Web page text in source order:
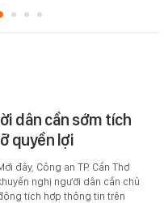
dân cần sớm tích
quyền lợi
đây, Công an TP. Cần Thơ
nghị người dân cần chủ
tích hợp thông tin trên